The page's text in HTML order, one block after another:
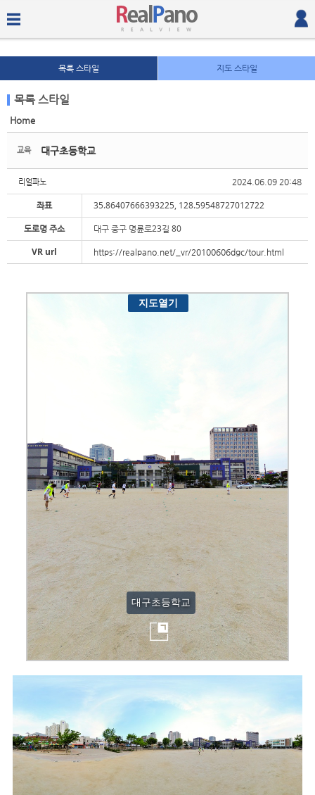
목록 스타일 지도 스타일
목록 스타일
Home
교육
2024.06.09 20:48
대구초등학교
리얼파노
좌표
35.86407666393225, 128.59548727012722
도로명 주소
대구 중구 명륜로23길 80
VR url
https://realpano.net/_vr/20100606dgc/tour.html
Sketchbook5, 스케치북5
Sketchbook5, 스케치북5
Sketchbook5, 스케치북5
Sketchbook5, 스케치북5